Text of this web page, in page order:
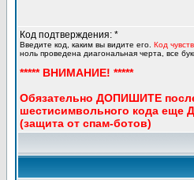
Код подтверждения: *
Введите код, каким вы видите его. Код
ноль проведена диагональная черта, все
***** ВНИМАНИЕ! *****
Обязательно ДОПИШИТЕ
шестисимвольного кода еще
(защита от спам-ботов)